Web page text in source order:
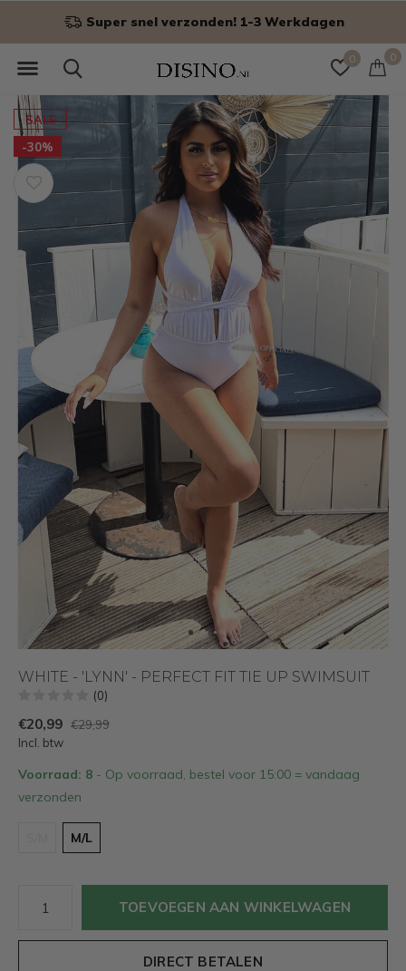
0 0
Super snel verzonden! 1-3 Werkdagen
SALE
-30%
WHITE - 'LYNN' - PERFECT FIT TIE UP SWIMSUIT
(0)
€20,99 €29,99
Incl. btw
Voorraad: 8 - Op voorraad, bestel voor 15:00 = vandaag
verzonden
M/L
TOEVOEGEN AAN WINKELWAGEN
DIRECT BETALEN